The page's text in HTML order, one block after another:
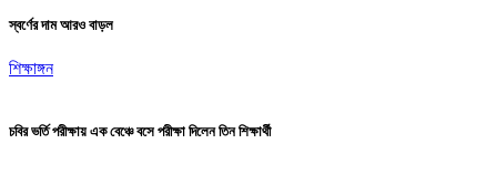
স্বর্ণের দাম আরও বাড়ল
শিক্ষাঙ্গন
চবির ভর্তি পরীক্ষায় এক বেঞ্চে বসে পরীক্ষা দিলেন তিন শিক্ষার্থী